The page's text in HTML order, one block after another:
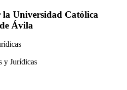
la Universidad Católica
Ávila
y Jurídicas